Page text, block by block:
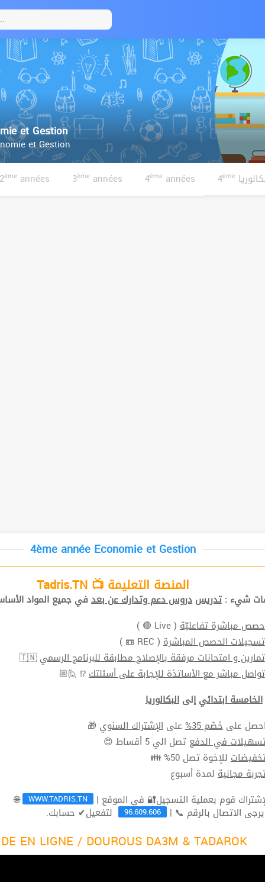
et Gestion
et Gestion
2ème années 3ème années 4ème années 4ème
4ème année Economie et Gestion
المنصة التعليمة 📺 Tadris.TN
شيء :تدريس دروس دعم وتدارك عن بعدفي جميع المواد
حصص مباشرة تفاعليّة( Live 🔴 )
تسجيلات الحصص المباشرة( REC 📼 )
تمارين و امتحانات مرفقة بالإصلاح مطابقة للبرنامج الرسمي 🇹🇳
تواصل مباشر مع الأساتذة للإجابة على أسئلتك⁉ 🙋🏼
الخامسة ابتدائيإلىالبكالوريا
علىخَصْم 35% علىالإشتراك السنوي 🎁
في الدفعتصل الي 5 أقساط 😍
للإخوة تصل 50% 👪
مجانيةلمدة أسبوع
WWW.TADRIS.TN
🌐
الاتصال بالرقم 📞 | 96.609.606 لتفعيل✔ حسابك.
EN LIGNE / DOUROUS DA3M & TADAROK